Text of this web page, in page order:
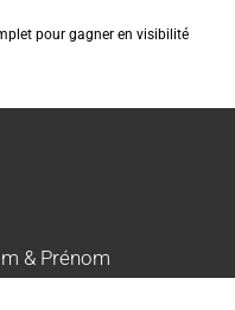
pour gagner en visibilité
& Prénom